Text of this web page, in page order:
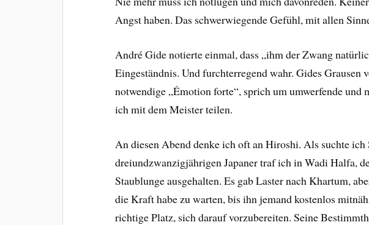
Angst haben. Das schwerwiegende Gefühl, mit allen
André Gide notierte einmal, dass „ihm der Zwang
Eingeständnis. Und furchterregend wahr. Gides
notwendige „Émotion forte“, sprich um umwerfende
ich mit dem Meister teilen.
An diesen Abend denke ich oft an Hiroshi. Als suchte
dreiundzwanzigjährigen Japaner traf ich in Wadi Halfa,
Staublunge ausgehalten. Es gab Laster nach Khartum,
die Kraft habe zu warten, bis ihn jemand kostenlos
richtige Platz, sich darauf vorzubereiten. Seine